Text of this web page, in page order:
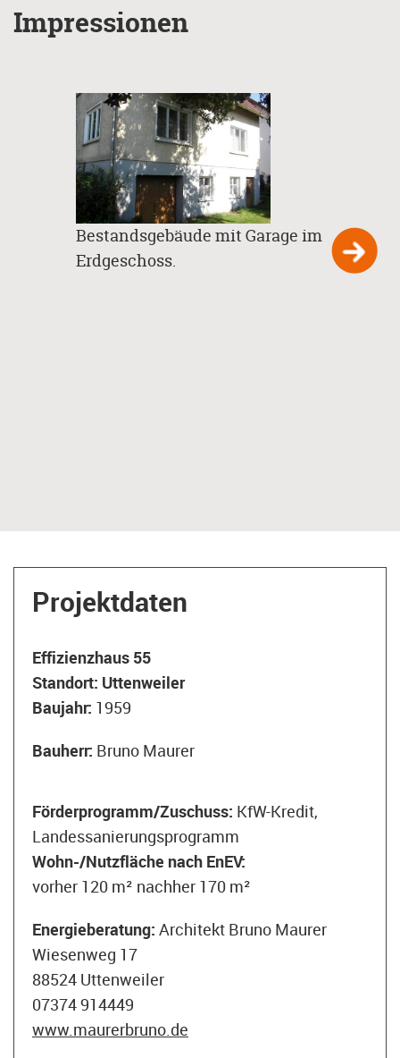
Impressionen
Bestandsgebäude mit Garage im
Erdgeschoss.
Projektdaten
Effizienzhaus 55
Standort: Uttenweiler
Baujahr: 1959
Bauherr: Bruno Maurer
Förderprogramm/Zuschuss: KfW-Kredit,
Landessanierungsprogramm
Wohn-/Nutzfläche nach EnEV:
vorher 120 m² nachher 170 m²
Energieberatung: Architekt Bruno Maurer
Wiesenweg 17
88524 Uttenweiler
07374 914449
www.maurerbruno.de